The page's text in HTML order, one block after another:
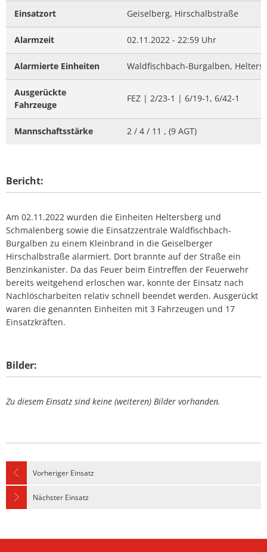
Einsatzort Geiselberg, Hirschalbstraße
Alarmzeit 02.11.2022 - 22:59 Uhr
Alarmierte Einheiten Waldfischbach-Burgalben,
Ausgerückte
Fahrzeuge
FEZ | 2/23-1 | 6/19-1, 6/42-1
Mannschaftsstärke 2 / 4 / 11 , (9 AGT)
Bericht:
Am 02.11.2022 wurden die Einheiten Heltersberg und
Schmalenberg sowie die Einsatzzentrale Waldfischbach-
Burgalben zu einem Kleinbrand in die Geiselberger
Hirschalbstraße alarmiert. Dort brannte auf der Straße ein
Benzinkanister. Da das Feuer beim Eintreffen der Feuerwehr
bereits weitgehend erloschen war, konnte der Einsatz nach
Nachlöscharbeiten relativ schnell beendet werden. Ausgerückt
waren die genannten Einheiten mit 3 Fahrzeugen und 17
Einsatzkräften.
Bilder:
Zu diesem Einsatz sind keine (weiteren) Bilder vorhanden.
Vorheriger Einsatz
Nächster Einsatz